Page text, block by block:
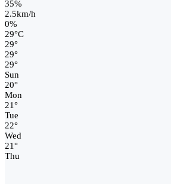
35%
2.5km/h
0%
29°C
29°
29°
29°
Sun
20°
Mon
21°
Tue
22°
Wed
21°
Thu